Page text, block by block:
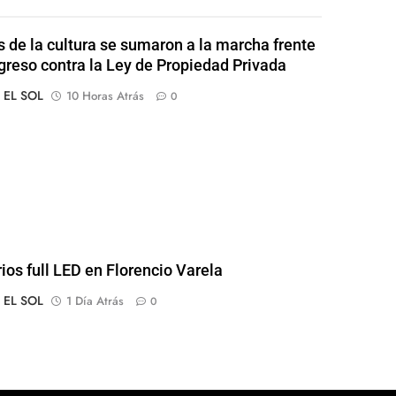
de la cultura se sumaron a la marcha frente
contra la Ley de Propiedad Privada
SOL
10 Horas Atrás 0
full LED en Florencio Varela
SOL
1 Día Atrás 0